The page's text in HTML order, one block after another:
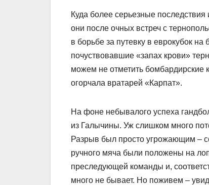
Куда более серьезные
они после очных встреч с
в борьбе за путевку в еврокубок на
почуствовавшие «запах крови»
можем не отметить бомбардирские
огорчала вратарей «Карпат».
На фоне небывалого успеха
из Галычины. Уж слишком много
Разрыв был просто угрожающим –
ручного мяча были положены на
преследующей команды и,
много не бывает. Но поживем –